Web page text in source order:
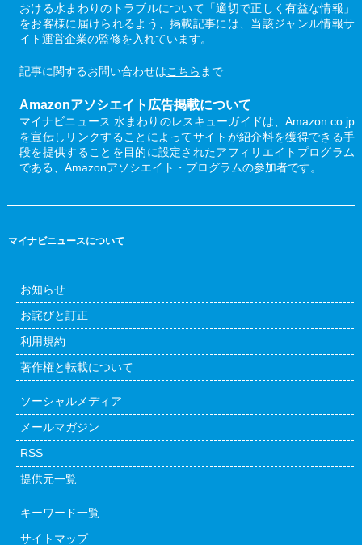
おける水まわりのトラブルについて「適切で正しく有益な情報」
をお客様に届けられるよう、掲載記事には、当該ジャンル情報サ
イト運営企業の監修を入れています。
記事に関するお問い合わせはこちら まで
Amazonアソシエイト広告掲載について
マイナビニュース 水まわりのレスキューガイドは、Amazon.co.jp
を宣伝しリンクすることによってサイトが紹介料を獲得できる手
段を提供することを目的に設定されたアフィリエイトプログラム
である、Amazonアソシエイト・プログラムの参加者です。
マイナビニュースについて
お知らせ
お詫びと訂正
利用規約
著作権と転載について
ソーシャルメディア
メールマガジン
RSS
提供元一覧
キーワード一覧
サイトマップ